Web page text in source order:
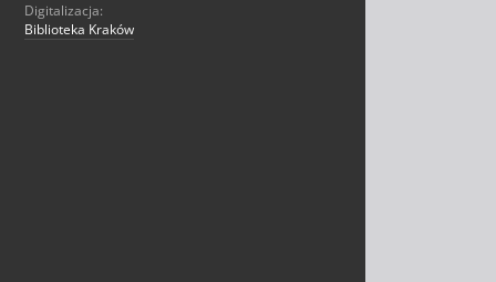
Digitalizacja:
Biblioteka Kraków